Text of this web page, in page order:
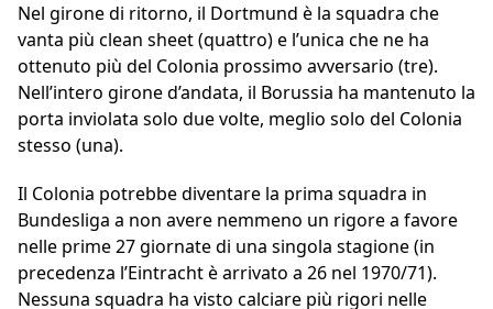
Nel girone di ritorno, il Dortmund è la squadra che
vanta più clean sheet (quattro) e l’unica che ne ha
ottenuto più del Colonia prossimo avversario (tre).
Nell’intero girone d’andata, il Borussia ha mantenuto la
porta inviolata solo due volte, meglio solo del Colonia
stesso (una).
Il Colonia potrebbe diventare la prima squadra in
Bundesliga a non avere nemmeno un rigore a favore
nelle prime 27 giornate di una singola stagione (in
precedenza l’Eintracht è arrivato a 26 nel 1970/71).
Nessuna squadra ha visto calciare più rigori nelle